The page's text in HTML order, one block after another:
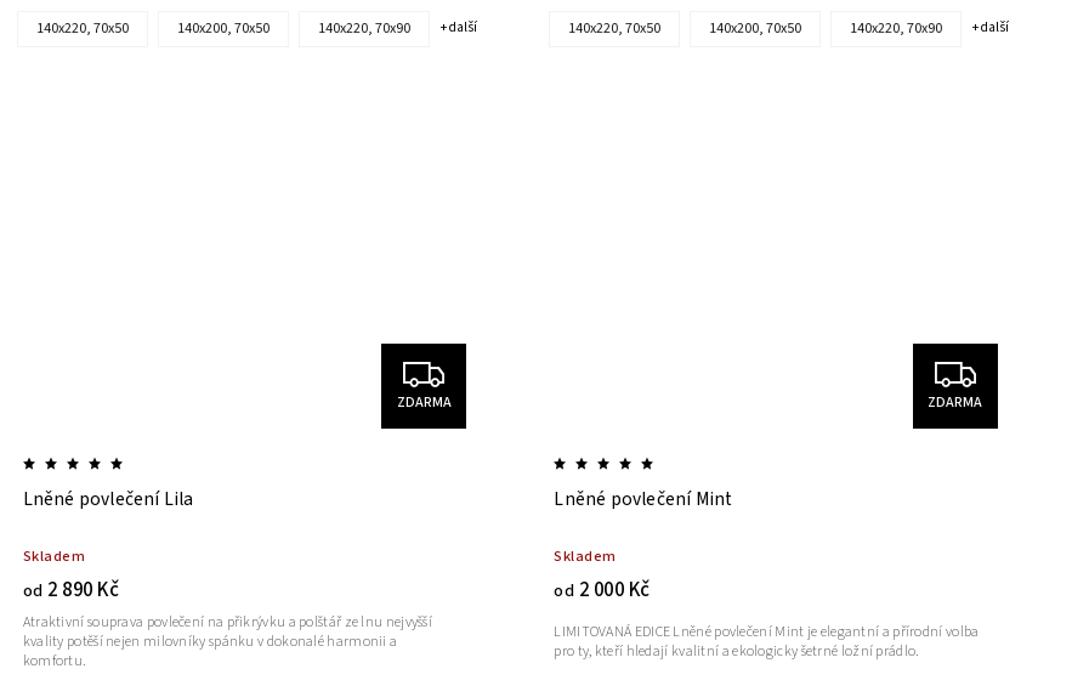
140x220, 70x50 140x200, 70x50 140x220, 70x90 + další 140x220, 70x50 140x200, 70x50 140x220, 70x90 + další
ZDARMA
Lněné povlečení Lila
Skladem
od 2 890 Kč
Atraktivní souprava povlečení na přikrývku a polštář ze lnu nejvyšší
kvality potěší nejen milovníky spánku v dokonalé harmonii a
komfortu.
ZDARMA
Lněné povlečení Mint
Skladem
od 2 000 Kč
LIMITOVANÁ EDICE Lněné povlečení Mint je elegantní a přírodní volba
pro ty, kteří hledají kvalitní a ekologicky šetrné ložní prádlo.